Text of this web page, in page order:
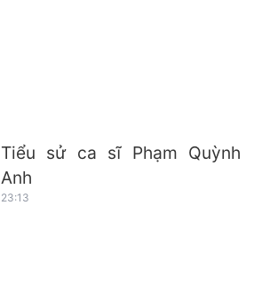
Tiểu sử ca sĩ Phạm Quỳnh
Anh
23:13